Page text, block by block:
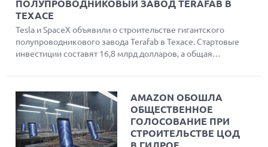
ПОЛУПРОВОДНИКОВЫЙ ЗАВОД TERAFAB В
ТЕХАСЕ
Tesla и SpaceX объявили о строительстве гигантского
полупроводникового завода Terafab в Техасе. Стартовые
инвестиции составят 16,8 млрд долларов, а общая
роботов, автономных автомобилей и космических дата-
центров.
AMAZON ОБОШЛА
ОБЩЕСТВЕННОЕ
ГОЛОСОВАНИЕ ПРИ
СТРОИТЕЛЬСТВЕ ЦОД